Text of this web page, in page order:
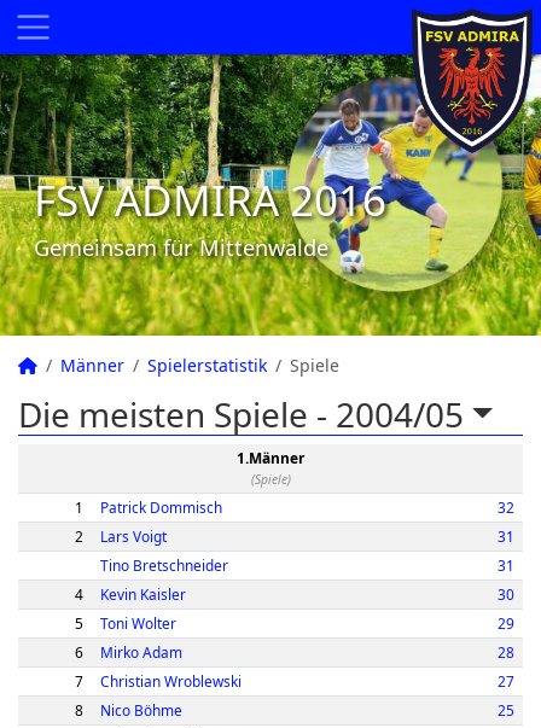
FSV ADMIRA 2016
Gemeinsam für Mittenwalde
Männer Spielerstatistik Spiele
Die meisten Spiele - 2004/05
1.Männer
(Spiele)
1 Patrick Dommisch
32
2
Lars Voigt
31
Tino Bretschneider
31
4
Kevin Kaisler
30
5
Toni Wolter
29
6
Mirko Adam
28
7
Christian Wroblewski
27
8
Nico Böhme
25